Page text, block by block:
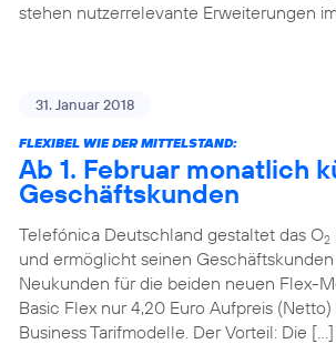
stehen nutzerrelevante Erweiterungen
31. Januar 2018
FLEXIBEL WIE DER MITTELSTAND:
Ab 1. Februar monatlich
Geschäftskunden
Telefónica Deutschland gestaltet das O2
und ermöglicht seinen
Neukunden für die beiden neuen Flex-
Basic Flex nur 4,20 Euro Aufpreis
Business Tarifmodelle. Der Vorteil: Die […]